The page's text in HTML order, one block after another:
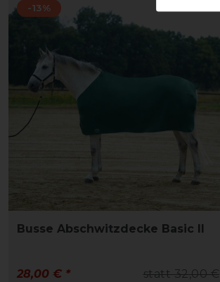
-13%
Busse Abschwitzdecke Basic II
statt 32,00 €
28,00 € *